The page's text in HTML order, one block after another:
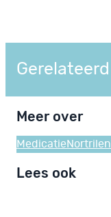
Gerelateerd
Meer over
Medicatie Nortrilen
Lees ook